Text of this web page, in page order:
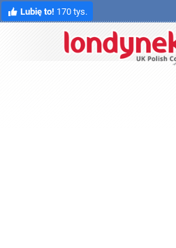
Lubię to! 170 tys.